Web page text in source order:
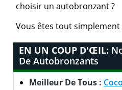
choisir un autobronzant ?
Vous êtes tout
EN UN COUP D'ŒIL:
De Autobronzants
Meilleur De Tous :